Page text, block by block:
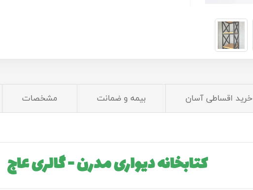
خرید اقساطی آسان بیمه و ضمانت مشخصات
کتابخانه دیواری مدرن - گالری عاج